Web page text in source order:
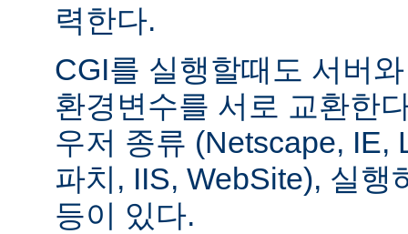
력한다.
CGI를 실행할때도 서버
환경변수를 서로 교환한
우저 종류 (Netscape, IE,
파치, IIS, WebSite), 실행
등이 있다.